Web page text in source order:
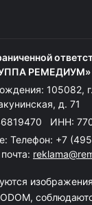
РЕМЕДИУМ»
105082,
д. 71
ИНН:
Телефон: +7